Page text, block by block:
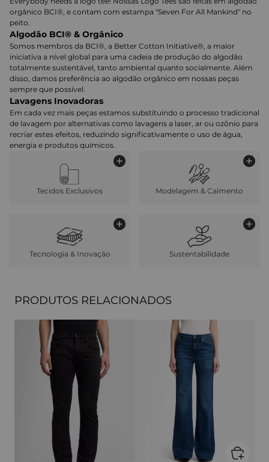
orgânico BCI®, e contam com estampa "Seven For All Mankind" no
peito.
Algodão BCI® & Orgânico
Somos membros da BCI®, a Better Cotton Initiative®, a maior
iniciativa a nível global para uma cadeia de produção do algodão
totalmente sustentável, tanto ambiental quanto socialmente. Além
disso, damos preferência ao algodão orgânico em nossas peças
sempre que possível.
Lavagens Inovadoras
Em cada vez mais peças estamos substituindo o processo tradicional
de lavagem por alternativas como lavagens a laser, ar ou ozônio para
recriar estes efeitos, reduzindo significativamente o uso de água,
energia e produtos químicos.
Tecidos Exclusivos Modelagem & Caimento
Tecnologia & Inovação Sustentabilidade
PRODUTOS RELACIONADOS